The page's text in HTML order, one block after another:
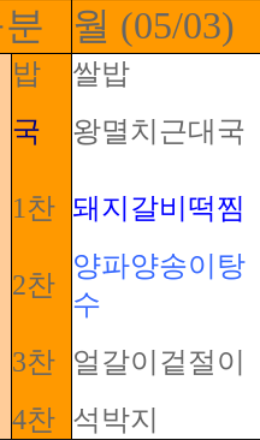
월 (05/03)
밥
쌀밥
국 왕멸치근대국
1찬 돼지갈비떡찜
2찬
양파양송이탕
수
3찬
얼갈이겉절이
4찬 석박지